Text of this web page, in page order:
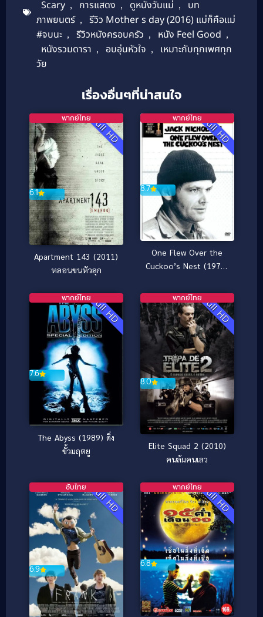
Scary , การแสดง , ดูหนังวันแม่ ,
บท
ภาพยนตร์ ,
รีวิว Mother s day (2016) แม่ก็คือแม่
#จบนะ , รีวิวหนังครอบครัว , หนัง Feel Good ,
หนังรวมดารา , อบอุ่นหัวใจ ,
เหมาะกับทุกเพศทุก
วัย
เรื่องอื่นๆที่น่าสนใจ
Full HD
6.1
พากย์ไทย
Apartment 143 (2011)
หลอนขนหัวลุก
Full HD
8.7
พากย์ไทย
One Flew Over the
Cuckoo’s Nest (1975)
Full HD
7.6
พากย์ไทย
The Abyss (1989) ดิ่ง
ขั้วมฤตยู
Full HD
8.0
พากย์ไทย
Elite Squad 2 (2010)
คนล้มคนเลว
Full HD
6.9
ซับไทย Full HD
6.8
พากย์ไทย